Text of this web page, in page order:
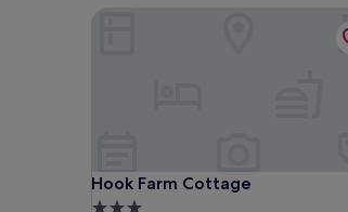
Hook Farm Cottage
Hook Farm Cottage